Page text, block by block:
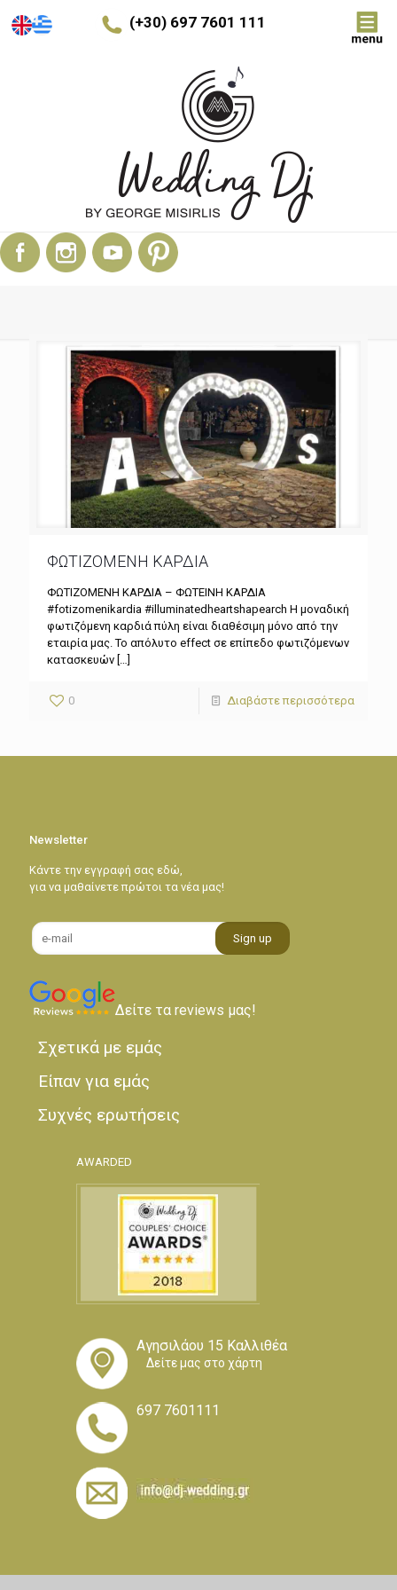
(+30) 697 7601 111
ΦΩΤΙΖΟΜΕΝΗ ΚΑΡΔΙΑ
ΦΩΤΙΖΟΜΕΝΗ ΚΑΡΔΙΑ – ΦΩΤΕΙΝΗ ΚΑΡΔΙΑ
#fotizomenikardia #illuminatedheartshapearch Η μοναδική
φωτιζόμενη καρδιά πύλη είναι διαθέσιμη μόνο από την
εταιρία μας. Το απόλυτο effect σε επίπεδο φωτιζόμενων
κατασκευών […]
0 Διαβάστε περισσότερα
Newsletter
Κάντε την εγγραφή σας εδώ,
για να μαθαίνετε πρώτοι τα νέα μας!
Δείτε τα reviews μας!
Σχετικά με εμάς
Είπαν για εμάς
Συχνές ερωτήσεις
AWARDED
Αγησιλάου 15 Καλλιθέα
Δείτε μας στο χάρτη
697 7601111